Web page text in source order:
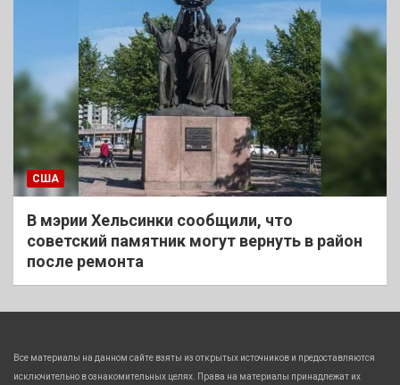
США
В мэрии Хельсинки сообщили, что
советский памятник могут вернуть в район
после ремонта
Все материалы на данном сайте взяты из открытых источников и предоставляются
исключительно в ознакомительных целях. Права на материалы принадлежат их